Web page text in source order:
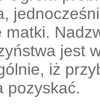
matki.
jest
iż
pozyskać.